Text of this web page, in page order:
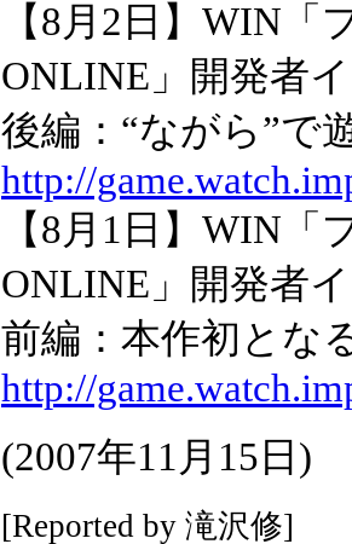
【8月2日】WIN
ONLINE」開発者
後編：“ながら”で
http://
【8月1日】WIN
ONLINE」開発者
前編：本作初とな
http://
(2007年11月15日)
[Reported by 滝沢修]